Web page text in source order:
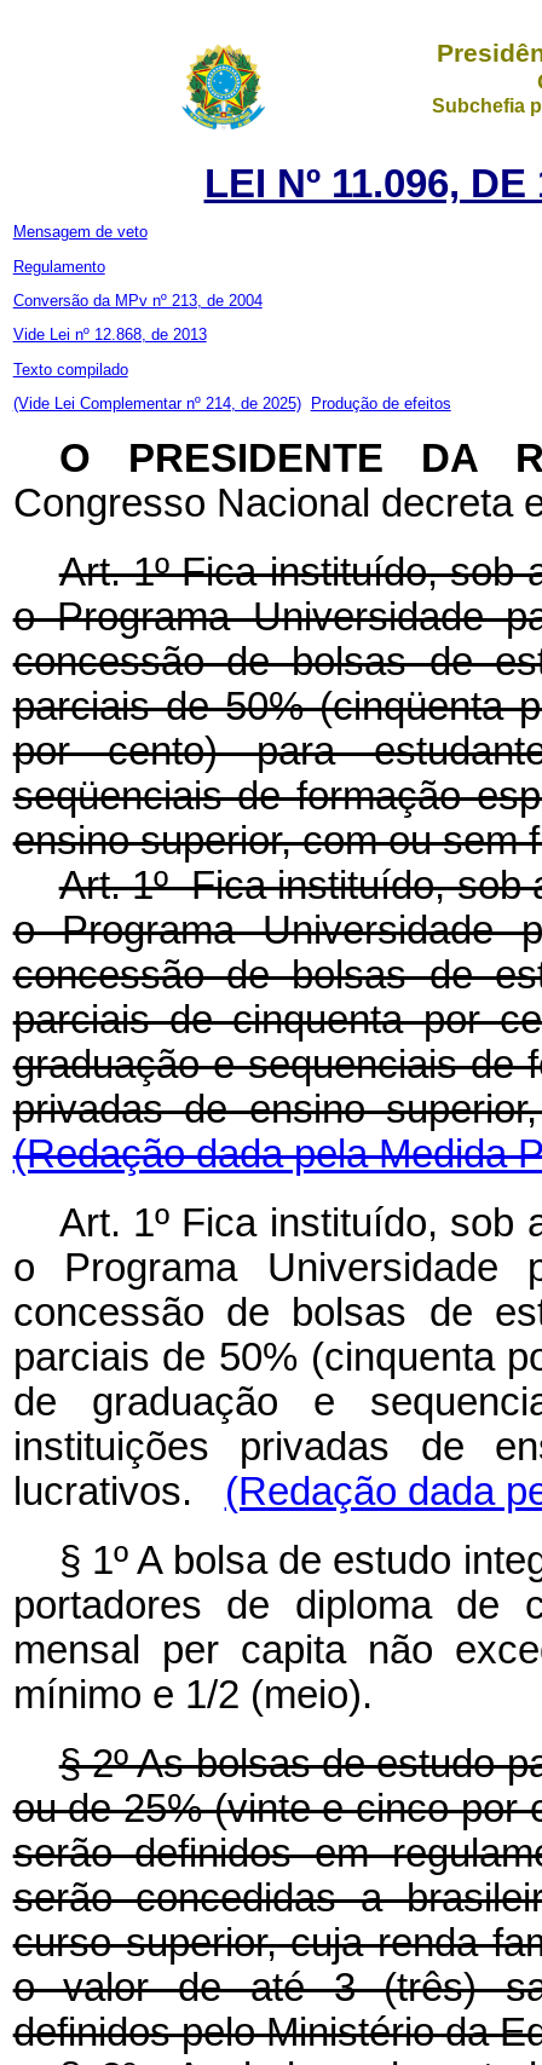
Subchefia
LEI Nº 11.096,
Mensagem de veto
Regulamento
Conversão da MPv nº 213, de 2004
Vide Lei nº 12.868, de 2013
Texto compilado
(Vide Lei Complementar nº 214, de 2025)
Produção de efeitos
O PRESIDENTE DA
Congresso Nacional decreta
Art. 1º Fica instituído, sob
o Programa Universidade
concessão de bolsas de
parciais de 50% (cinqüenta
por cento) para
seqüenciais de formação
ensino superior, com ou sem
Art. 1º Fica instituído, sob
o Programa Universidade
concessão de bolsas de
parciais de cinquenta por
graduação e sequenciais de
privadas de ensino
(Redação dada pela Medida
Art. 1º Fica instituído, sob
o Programa Universidade
concessão de bolsas de
parciais de 50% (cinquenta
de graduação e
instituições privadas de
lucrativos. (Redação dada
§ 1º A bolsa de estudo
portadores de diploma de
mensal per capita não
mínimo e 1/2 (meio).
§ 2º As bolsas de estudo
ou de 25% (vinte e cinco por
serão definidos em
serão concedidas a
curso superior, cuja renda
o valor de até 3 (três)
definidos pelo Ministério da